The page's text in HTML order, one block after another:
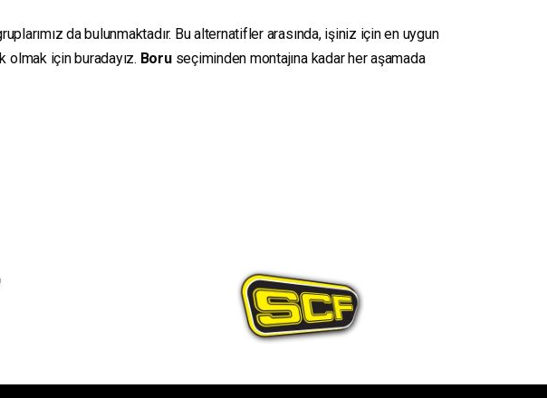
da bulunmaktadır. Bu alternatifler arasında, işiniz için en uygun
olmak için buradayız. Boruseçiminden montajına kadar her aşamada